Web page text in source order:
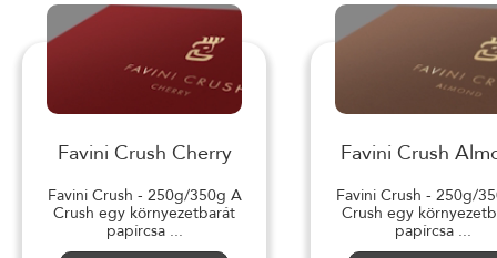
Favini Crush Cherry
Favini Crush - 250g/350g A
Crush egy környezetbarát
papírcsa ...
Favini Crush
Favini Crush - 250g/
Crush egy
papírcsa ...